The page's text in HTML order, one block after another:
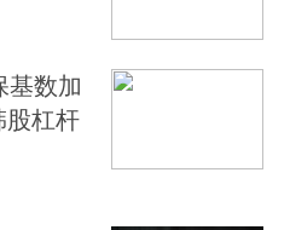
基数加
股杠杆